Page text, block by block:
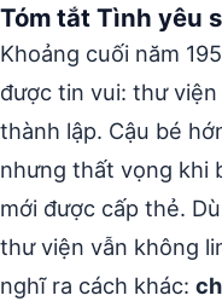
Tóm tắt Tình yêu
Khoảng cuối năm
được tin vui: thư
thành lập. Cậu bé
nhưng thất vọng khi
mới được cấp thẻ.
thư viện vẫn không
nghĩ ra cách khác: